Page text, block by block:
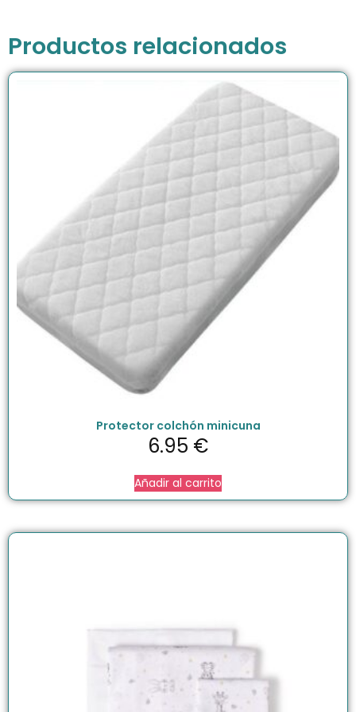
Productos relacionados
Protector colchón minicuna
6.95 €
Añadir al carrito